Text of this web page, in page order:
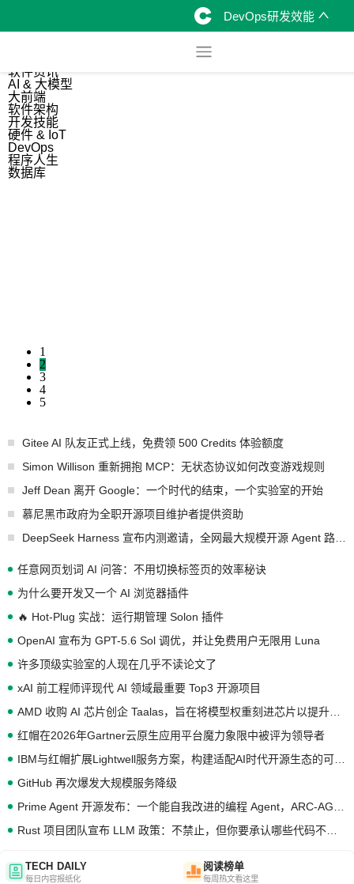
DevOps研发效能
软件资讯
AI & 大模型
大前端
软件架构
开发技能
硬件 & IoT
DevOps
程序人生
数据库
1
2
3
4
5
Gitee AI 队友正式上线，免费领 500 Credits 体验额度
Simon Willison 重新拥抱 MCP：无状态协议如何改变游戏规则
Jeff Dean 离开 Google：一个时代的结束，一个实验室的开始
慕尼黑市政府为全职开源项目维护者提供资助
任意网页划词 AI 问答：不用切换标签页的效率秘诀
为什么要开发又一个 AI 浏览器插件
🔥 Hot-Plug 实战：运行期管理 Solon 插件
OpenAI 宣布为 GPT-5.6 Sol 调优，并让免费用户无限用 Luna
许多顶级实验室的人现在几乎不读论文了
xAI 前工程师评现代 AI 领域最重要 Top3 开源项目
红帽在2026年Gartner云原生应用平台魔力象限中被评为领导者
GitHub 再次爆发大规模服务降级
TECH DAILY
每日内容报纸化
阅读榜单
每周热文看这里